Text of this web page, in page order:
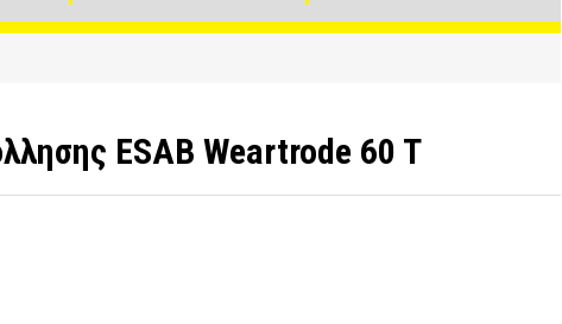
ESAB Weartrode 60 T